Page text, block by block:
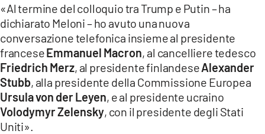
LACAPITALENEWS.IT
App
ANDROID
APPLE
«Al termine del colloquio tra Trump e Putin – ha
dichiarato Meloni – ho avuto una nuova
conversazione telefonica insieme al presidente
franceseEmmanuel Macron, al cancelliere tedesco
Friedrich Merz, al presidente finlandeseAlexander
Stubb, alla presidente della Commissione Europea
Ursula von der Leyen, e al presidente ucraino
Volodymyr Zelensky, con il presidente degli Stati
Uniti».